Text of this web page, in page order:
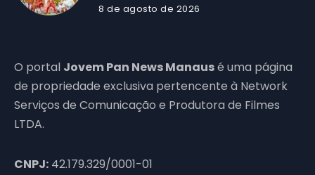
8 de agosto de 2026
O portal Jovem Pan News Manausé uma página
de propriedade exclusiva pertencente à Network
Serviços de Comunicação e Produtora de Filmes
LTDA.
CNPJ: 42.179.329/0001-01